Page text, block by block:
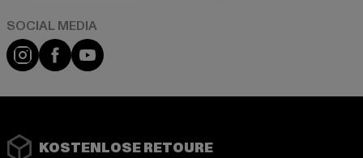
Instagram
FacebookYouTube
KOSTENLOSE RETOURE